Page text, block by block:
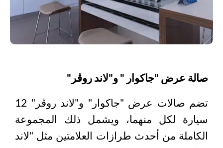
صالة عرض "جاكوار " و"لاند روڤر"
تضم صالات عرض "جاكوار" و"لاند روڤر" 12
سيارة لكل منهما، ويشمل ذلك المجموعة
الكاملة من أحدث طرازات العلامتين مثل "لاند